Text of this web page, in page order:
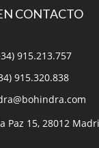
CONTACTO
915.213.757
915.320.838
Paz 15, 28012